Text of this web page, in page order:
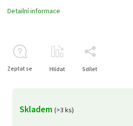
Skladem (>3 ks)
Detailní informace
Zeptat se Hlídat Sdílet